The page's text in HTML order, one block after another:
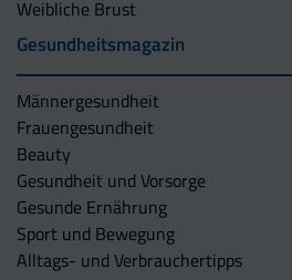
Weibliche Brust
Gesundheitsmagazin
Männergesundheit
Frauengesundheit
Beauty
Gesundheit und Vorsorge
Gesunde Ernährung
Sport und Bewegung
Alltags- und Verbrauchertipps